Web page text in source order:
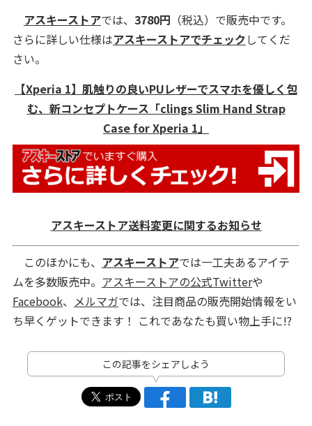
アスキーストアでは、 3780円 （税込）で販売中です。
さらに詳しい仕様はアスキーストアでチェックしてくだ
さい。
【Xperia 1】肌触りの良いPUレザーでスマホを優しく包
む、新コンセプトケース「clings Slim Hand Strap
Case for Xperia 1」
アスキーストア送料変更に関するお知らせ
このほかにも、 アスキーストアでは一工夫あるアイテ
ムを多数販売中。 アスキーストアの公式Twitterや
Facebook、 メルマガでは、注目商品の販売開始情報をい
ち早くゲットできます！ これであなたも買い物上手に!?
この記事をシェアしよう